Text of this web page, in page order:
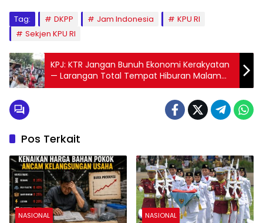
Tag: DKPP Jam Indonesia
KPU RI
Sekjen KPU RI
KPJ: KTR Jangan Bunuh Ekonomi Kerakyatan
— Larangan Total Tempat Hiburan Malam
Berisiko Rugikan Warga dan Usaha
Pos Terkait
NASIONAL NASIONAL